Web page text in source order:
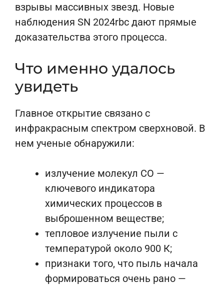
взрывы массивных звезд. Новые
наблюдения SN 2024rbc дают прямые
доказательства этого процесса.
Что именно удалось
увидеть
Главное открытие связано с
инфракрасным спектром сверхновой. В
нем ученые обнаружили:
излучение молекул CO —
ключевого индикатора
химических процессов в
выброшенном веществе;
тепловое излучение пыли с
температурой около 900 К;
признаки того, что пыль начала
формироваться очень рано —